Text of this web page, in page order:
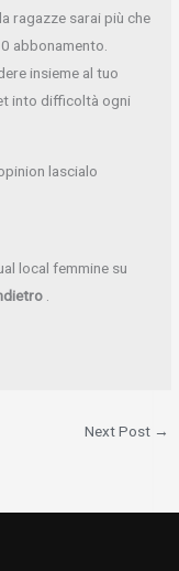
ragazze sarai più che
abbonamento.
insieme al tuo
into difficoltà ogni
lascialo
local femmine su
.
Next Post →